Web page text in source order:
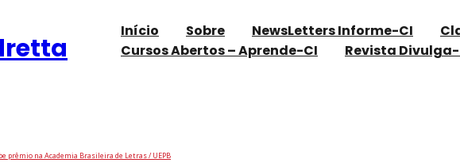
Início Sobre NewsLetters Informe-CI
Cursos Abertos – Aprende-CI
Revista
prêmio na Academia Brasileira de Letras / UEPB